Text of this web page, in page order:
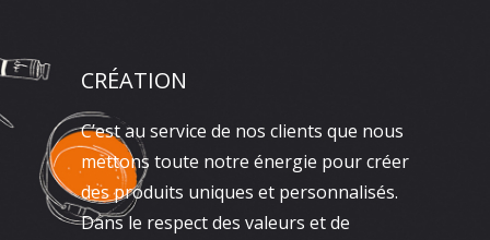
CRÉATION
C’est au service de nos clients que nous
mettons toute notre énergie pour créer
des produits uniques et personnalisés.
Dans le respect des valeurs et de